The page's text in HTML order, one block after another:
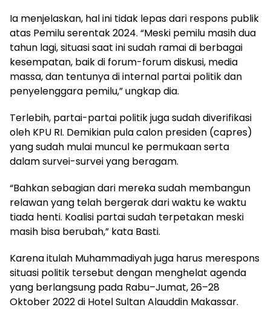
Ia menjelaskan, hal ini tidak lepas dari respons publik
atas Pemilu serentak 2024. “Meski pemilu masih dua
tahun lagi, situasi saat ini sudah ramai di berbagai
kesempatan, baik di forum-forum diskusi, media
massa, dan tentunya di internal partai politik dan
penyelenggara pemilu,” ungkap dia.
Terlebih, partai-partai politik juga sudah diverifikasi
oleh KPU RI. Demikian pula calon presiden (capres)
yang sudah mulai muncul ke permukaan serta
dalam survei-survei yang beragam.
“Bahkan sebagian dari mereka sudah membangun
relawan yang telah bergerak dari waktu ke waktu
tiada henti. Koalisi partai sudah terpetakan meski
masih bisa berubah,” kata Basti.
Karena itulah Muhammadiyah juga harus merespons
situasi politik tersebut dengan menghelat agenda
yang berlangsung pada Rabu–Jumat, 26–28
Oktober 2022 di Hotel Sultan Alauddin Makassar.